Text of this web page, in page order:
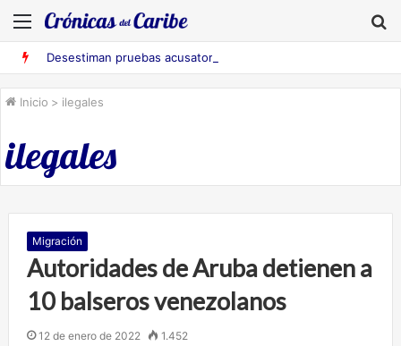
Menú
Inicio > ilegales
ilegales
Migración
Autoridades de Aruba detienen a
10 balseros venezolanos
12 de enero de 2022 1.452